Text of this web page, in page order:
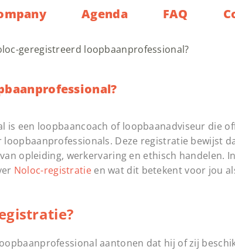
Agenda FAQ
geregistreerd loopbaanprofessional?
is een loopbaancoach of loopbaanadviseur die
Deze registratie bewijst
opleiding, werkervaring en ethisch handelen.
Noloc-registratieen wat dit betekent voor jou
aantonen dat hij of zij